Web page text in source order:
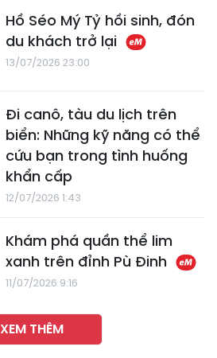
Hồ Séo Mý Tỷ hồi sinh, đón
du khách trở lại
13/07/2026 23:00
Đi canô, tàu du lịch trên
biển: Những kỹ năng có thể
cứu bạn trong tình huống
khẩn cấp
12/07/2026 1:43
Khám phá quần thể lim
xanh trên đỉnh Pù Đinh
11/07/2026 9:16
XEM THÊM